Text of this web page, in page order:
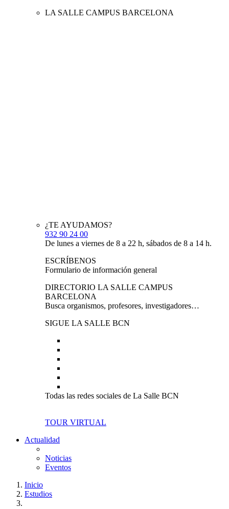
LA SALLE CAMPUS BARCELONA
¿TE AYUDAMOS?
932 90 24 00
De lunes a viernes de 8 a 22 h, sábados de 8 a 14 h.
ESCRÍBENOS
Formulario de información general
DIRECTORIO LA SALLE CAMPUS
BARCELONA
Busca organismos, profesores, investigadores…
SIGUE LA SALLE BCN
Todas las redes sociales de La Salle BCN
TOUR VIRTUAL
Actualidad
Noticias
Eventos
Inicio
Estudios